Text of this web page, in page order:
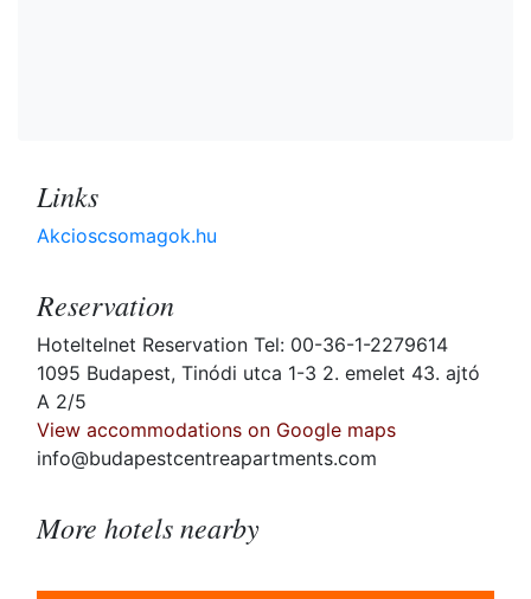
Links
Akcioscsomagok.hu
Reservation
Hoteltelnet Reservation Tel: 00-36-1-2279614
1095 Budapest, Tinódi utca 1-3 2. emelet 43. ajtó
A 2/5
View accommodations on Google maps
info@budapestcentreapartments.com
More hotels nearby